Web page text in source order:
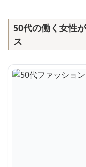
50代の働く女性
ス